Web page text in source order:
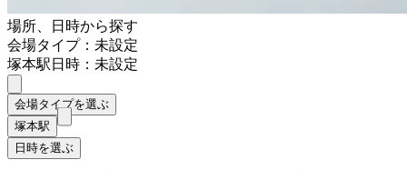
場所、日時から探す
会場タイプ：未設定
塚本駅日時：未設定
会場タイプを選ぶ
塚本駅
日時を選ぶ